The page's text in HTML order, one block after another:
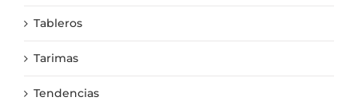
Tableros
Tarimas
Tendencias